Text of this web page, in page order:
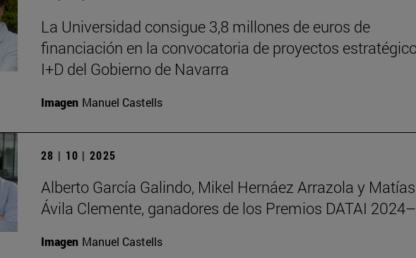
La Universidad consigue 3,8 millones de euros de
financiación en la convocatoria de proyectos
I+D del Gobierno de Navarra
Imagen Manuel Castells
28 | 10 | 2025
Alberto García Galindo, Mikel Hernáez Arrazola y Matías
Ávila Clemente, ganadores de los Premios DATAI
Imagen Manuel Castells